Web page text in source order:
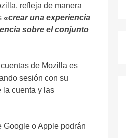
refleja de manera
«crear una experiencia
sobre el conjunto
de Mozilla es
sesión con su
la cuenta y las
o Apple podrán